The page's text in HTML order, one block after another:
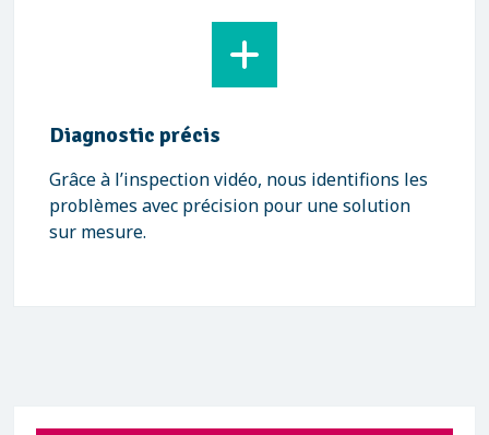
Diagnostic précis
Grâce à l’inspection vidéo, nous identifions les
problèmes avec précision pour une solution
sur mesure.